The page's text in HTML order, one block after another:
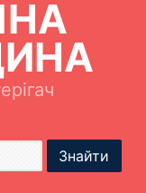
Знайти